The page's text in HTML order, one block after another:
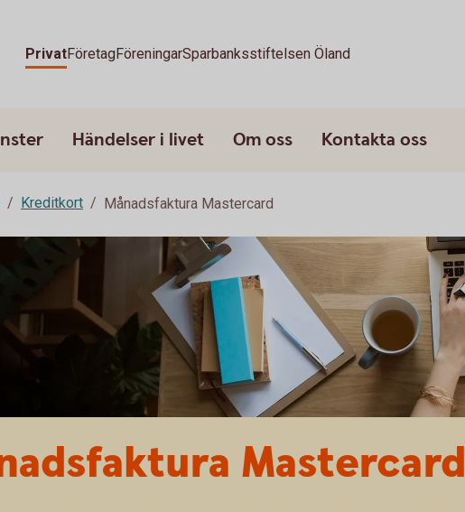
PrivatFöretagFöreningarSparbanksstiftelsen Öland
Händelser i livet Om oss Kontakta oss
Kreditkort Månadsfaktura Mastercard
Mastercard